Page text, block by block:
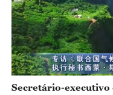
Secretário-executivo